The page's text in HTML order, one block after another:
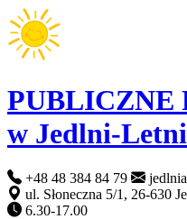
PUBLICZNE
w Jedlni-
+48 48 384 84 79
ul. Słoneczna 5/1, 26-630
6.30-17.00